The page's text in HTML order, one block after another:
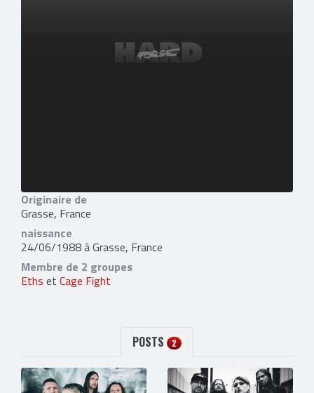
Originaire de
Grasse, France
naissance
24/06/1988 à Grasse, France
Membre de 2 groupes
Eths et Cage Fight
POSTS 2